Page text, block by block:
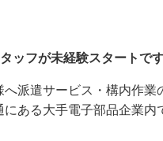
タッフが未経験スタート